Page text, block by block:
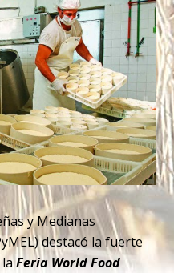
y Medianas
destacó la fuerte
laFeria World Food